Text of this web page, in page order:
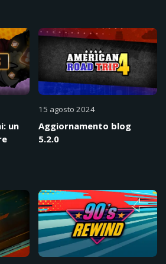
un
15 agosto 2024
Aggiornamento blog
5.2.0